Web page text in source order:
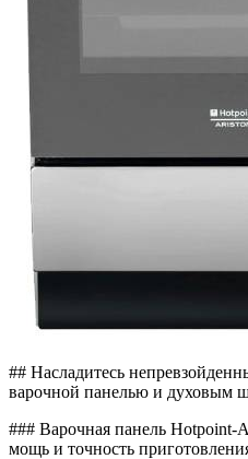
## Насладитесь
варочной панелью и духовым
### Варочная панель Hotpoint-
мощь и точность